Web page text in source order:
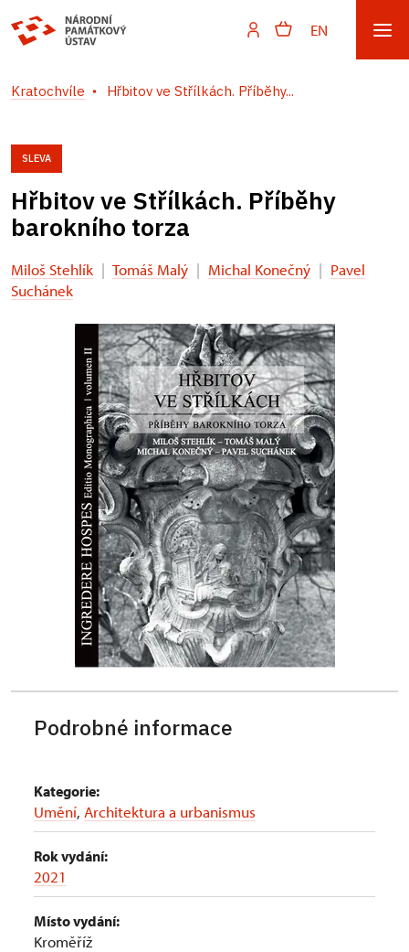
EN
Kratochvíle Hřbitov ve Střílkách. Příběhy...
SLEVA
Hřbitov ve Střílkách. Příběhy
barokního torza
Miloš Stehlík | Tomáš Malý | Michal Konečný | Pavel
Suchánek
Podrobné informace
Kategorie:
Umění, Architektura a urbanismus
Rok vydání:
2021
Místo vydání:
Kroměříž